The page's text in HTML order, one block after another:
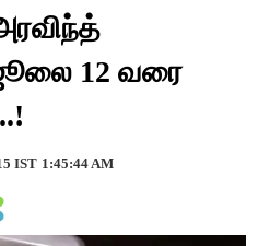
12 வரை
IST 1:45:44 AM